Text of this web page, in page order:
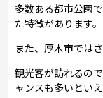
多数ある都市公園
た特徴があります。
また、厚木市では
観光客が訪れるの
ャンスも多いといえ